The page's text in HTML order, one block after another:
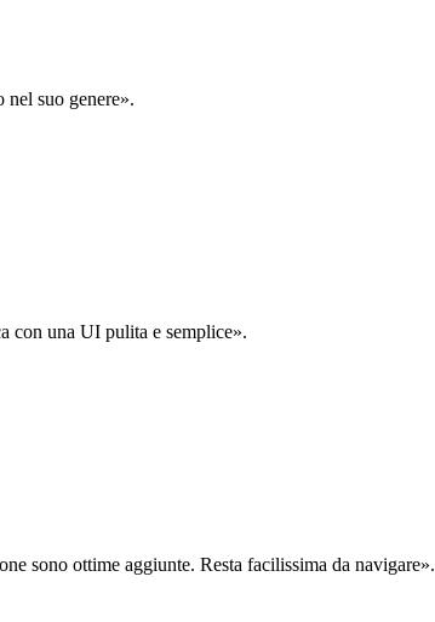
nel suo genere».
con una UI pulita e semplice».
sono ottime aggiunte. Resta facilissima da navigare».